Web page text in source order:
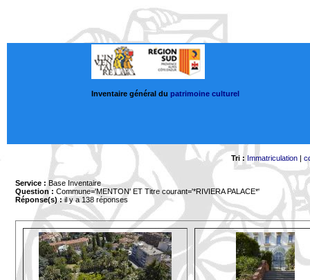
Inventaire général du patrimoine culturel
Tri : Immatriculation|
Service : Base Inventaire
Question : Commune='MENTON' ET Titre courant='*RIVIERA PALACE*'
Réponse(s) :il y a 138 réponses